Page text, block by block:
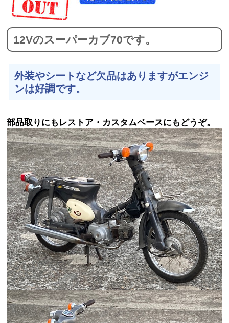
12Vのスーパーカブ70です。
外装やシートなど欠品はありますがエンジ
ンは好調です。
部品取りにもレストア・カスタムベースにもどうぞ。